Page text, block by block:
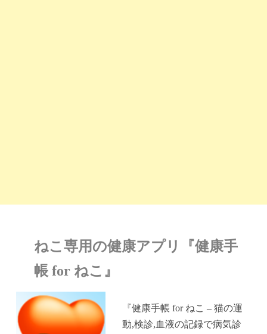
ねこ専用の健康アプリ『健康手
帳 for ねこ』
『健康手帳 for ねこ – 猫の運
動,検診,血液の記録で病気診